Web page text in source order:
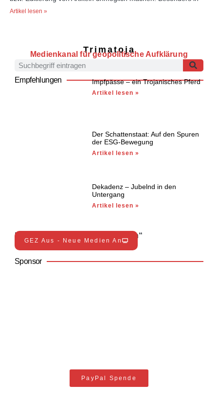
Artikel lesen »
Trimatoja
Medienkanal für geopolitische Aufklärung
Empfehlungen Impfpässe – ein Trojanisches Pferd
Artikel lesen »
Der Schattenstaat: Auf den Spuren
der ESG-Bewegung
Artikel lesen »
Dekadenz – Jubelnd in den
Untergang
Artikel lesen »
Entdecke jetzt die „Neuen Medien“
GEZ Aus - Neue Medien An
Sponsor
PayPal Spende